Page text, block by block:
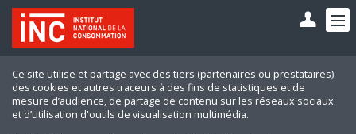
Ce site utilise et partage avec des tiers (partenaires ou prestataires)
des cookies et autres traceurs à des fins de statistiques et de
mesure d’audience, de partage de contenu sur les réseaux sociaux
et d’utilisation d'outils de visualisation multimédia.